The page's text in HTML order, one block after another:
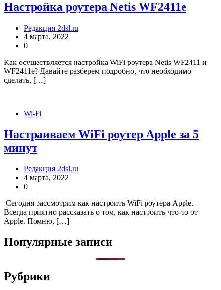
Настройка роутера Netis WF2411e
Редакция 2dsl.ru
4 марта, 2022
0
Как осуществляется настройка WiFi роутера Netis WF2411 и
WF2411e? Давайте разберем подробно, что необходимо
сделать, […]
Wi-Fi
Настраиваем WiFi роутер Apple за 5
минут
Редакция 2dsl.ru
4 марта, 2022
0
Сегодня рассмотрим как настроить WiFi роутера Apple.
Всегда приятно рассказать о том, как настроить что-то от
Apple. Помню, […]
Популярные записи
Рубрики